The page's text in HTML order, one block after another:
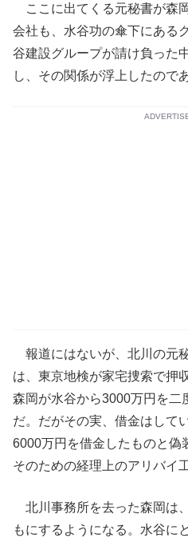
ここに出てくる元秘書が森
会社も、水谷功の傘下にある
谷建設グループが請け負った
し、その関係が浮上したので
報道にはないが、北川の元
は、東京地検が家宅捜索で押
森岡が水谷から3000万円を二
だ。だがその実、借金はして
6000万円を借金したものと偽
そのための経理上のアリバイ
北川事務所を去った森岡は
もにするようになる。水谷に